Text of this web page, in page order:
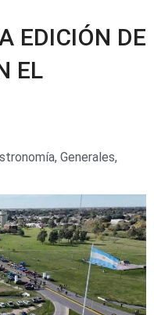
EDICIÓN DE
EL
, Generales,